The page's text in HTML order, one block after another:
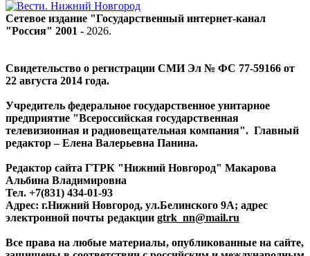
Сетевое издание "Государственный интернет-канал
"Россия" 2001 - 2026.
Свидетельство о регистрации СМИ Эл № ФС 77-59166 от
22 августа 2014 года.
Учредитель федеральное государственное унитарное
предприятие "Всероссийская государственная
телевизионная и радиовещательная компания". Главный
редактор – Елена Валерьевна Панина.
Редактор сайта ГТРК "Нижний Новгород" Макарова
Альбина Владимировна
Тел. +7(831) 434-01-93
Адрес: г.Нижний Новгород, ул.Белинского 9А; адрес
электронной почты редакции gtrk_nn@mail.ru
Все права на любые материалы, опубликованные на сайте,